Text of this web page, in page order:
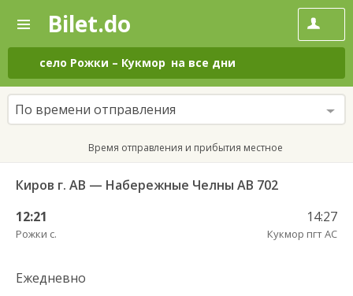
—
Поиск
и
покупка
билетов
на
автобус
онлайн
Bilet.do
село Рожки – Кукмор на все дни
По времени отправления
Время отправления и прибытия местное
Киров г. АВ — Набережные Челны АВ 702
12:21
Рожки с.
14:27
Кукмор пгт АС
Ежедневно